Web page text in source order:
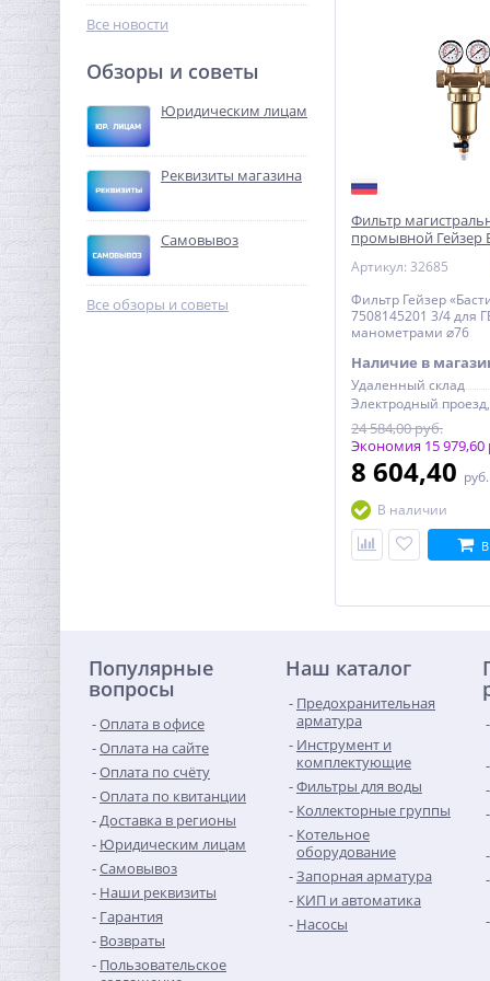
6 бар
323,84
Кран шаровый с
электроприводом
BugattiPro 12В 1/2"
289,60
905,00 руб.
Все новости
Обзоры и советы
Юридическим лицам
Реквизиты магазина
Самовывоз
Все обзоры и советы
Фильтр
промывной Гейзер
для ГВС с двумя
Артикул: 32685
Фильтр Гейзер
7508145201 3/4 для
манометрами ⌀76
Наличие в
Удаленный склад
24 584,00 руб.
Экономия 15 979,60
8 604,40 руб.
В наличии
Популярные
вопросы
Оплата в офисе
Оплата на сайте
Оплата по счёту
Оплата по квитанции
Доставка в регионы
Юридическим лицам
Самовывоз
Наши реквизиты
Гарантия
Возвраты
Пользовательское
Наш каталог
Предохранительная
арматура
Инструмент и
комплектующие
Фильтры для воды
Коллекторные группы
Котельное
оборудование
Запорная арматура
КИП и автоматика
Насосы